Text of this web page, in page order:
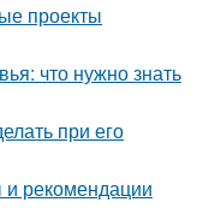
проекты
что нужно знать
при его
и рекомендации